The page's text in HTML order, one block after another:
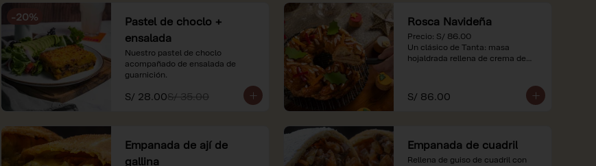
-20%
Pastel de choclo +
ensalada
Nuestro pastel de choclo
acompañado de ensalada de
guarnición.
S/ 28.00S/ 35.00
Rosca Navideña
Precio: S/ 86.00
Un clásico de Tanta: masa
hojaldrada rellena de crema de
expresados en soles e incluyen
S/ 86.00
Empanada de ají de
gallina
Empanada de cuadril
Rellena de guiso de cuadril con